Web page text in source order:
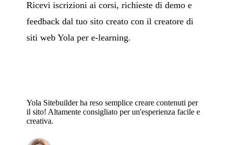
Ricevi iscrizioni ai corsi, richieste di demo e
feedback dal tuo sito creato con il creatore di
siti web Yola per e-learning.
Yola Sitebuilder ha reso semplice creare contenuti per
il sito! Altamente consigliato per un'esperienza facile e
creativa.